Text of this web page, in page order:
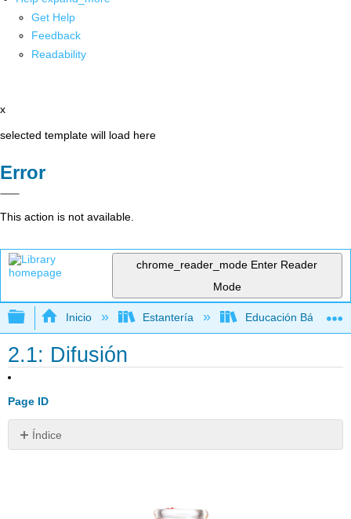
Get Help
Feedback
Readability
x
selected template will load here
Error
This action is not available.
chrome_reader_mode Enter Reader
Mode
Expandir/contraer jerarquía global
Inicio Estantería Educación Básica
2.1: Difusión
Page ID
Índice